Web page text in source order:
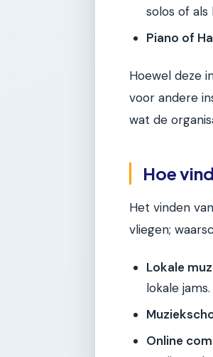
solos of als
Piano of
Hoewel deze
voor andere
wat de
Hoe
Het vinden
vliegen;
Lokale
lokale jams.
Online